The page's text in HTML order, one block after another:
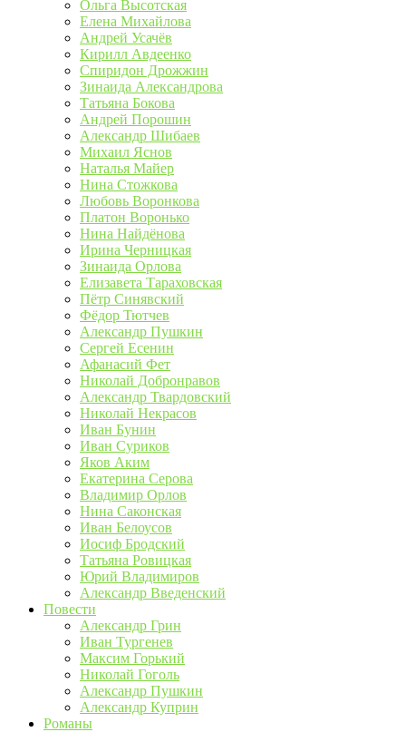
Ольга Высотская
Елена Михайлова
Андрей Усачёв
Кирилл Авдеенко
Спиридон Дрожжин
Зинаида Александрова
Татьяна Бокова
Андрей Порошин
Александр Шибаев
Михаил Яснов
Наталья Майер
Нина Стожкова
Любовь Воронкова
Платон Воронько
Нина Найдёнова
Ирина Черницкая
Зинаида Орлова
Елизавета Тараховская
Пётр Синявский
Фёдор Тютчев
Александр Пушкин
Сергей Есенин
Афанасий Фет
Николай Добронравов
Александр Твардовский
Николай Некрасов
Иван Бунин
Иван Суриков
Яков Аким
Екатерина Серова
Владимир Орлов
Нина Саконская
Иван Белоусов
Иосиф Бродский
Татьяна Ровицкая
Юрий Владимиров
Александр Введенский
Повести
Александр Грин
Иван Тургенев
Максим Горький
Николай Гоголь
Александр Пушкин
Александр Куприн
Романы